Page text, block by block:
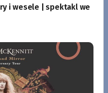
i wesele | spektakl we